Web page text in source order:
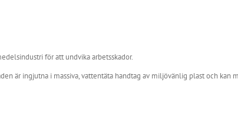
för att undvika arbetsskador.
är ingjutna i massiva, vattentäta handtag av miljövänlig plast och kan